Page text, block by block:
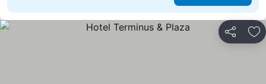
Jaa